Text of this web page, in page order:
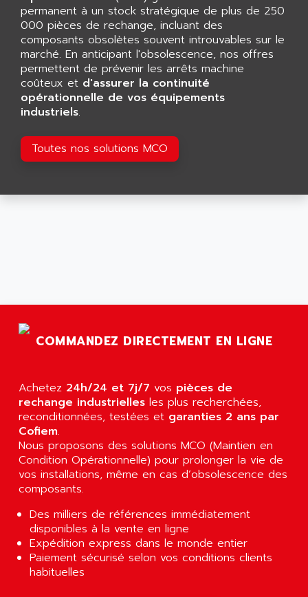
permanent à un stock stratégique de plus de 250
000 pièces de rechange, incluant des
composants obsolètes souvent introuvables sur le
marché. En anticipant l'obsolescence, nos offres
permettent de prévenir les arrêts machine
coûteux et d'assurer la continuité
opérationnelle de vos équipements
industriels.
Toutes nos solutions MCO
COMMANDEZ DIRECTEMENT EN LIGNE
Achetez 24h/24 et 7j/7 vos pièces de
rechange industrielles les plus recherchées,
reconditionnées, testées et garanties 2 ans par
Cofiem.
Nous proposons des solutions MCO (Maintien en
Condition Opérationnelle) pour prolonger la vie de
vos installations, même en cas d’obsolescence des
composants.
Des milliers de références immédiatement
disponibles à la vente en ligne
Expédition express dans le monde entier
Paiement sécurisé selon vos conditions clients
habituelles